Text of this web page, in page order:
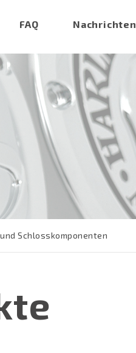
FAQ Nachrichten
Schlosskomponenten